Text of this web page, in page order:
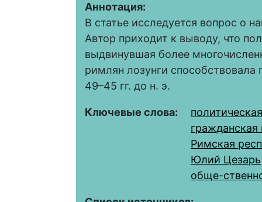
Аннотация:
В статье исследуется вопрос о
Автор приходит к выводу, что
выдвинувшая более
римлян лозунги
49–45 гг. до н. э.
Ключевые слова:
гражданская
Римская
Юлий Цезарь
обще-